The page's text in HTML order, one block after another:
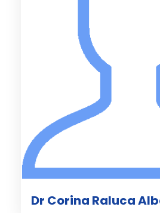
Dr Corina Raluca